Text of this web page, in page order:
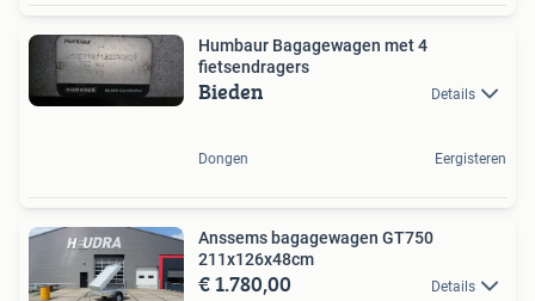
Humbaur Bagagewagen met 4
fietsendragers
Bieden Details
Dongen Eergisteren
Anssems bagagewagen GT750
211x126x48cm
€ 1.780,00 Details